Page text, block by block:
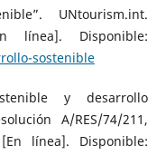
UNtourism.int.
línea]. Disponible:
sostenible
y desarrollo
A/RES/74/211,
línea]. Disponible: